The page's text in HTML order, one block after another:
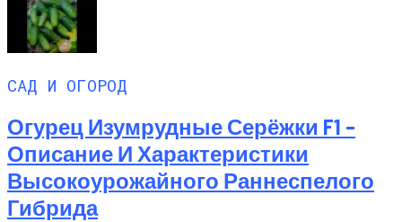
САД И ОГОРОД
Огурец Изумрудные Серёжки F1 –
Описание И Характеристики
Высокоурожайного Раннеспелого
Гибрида